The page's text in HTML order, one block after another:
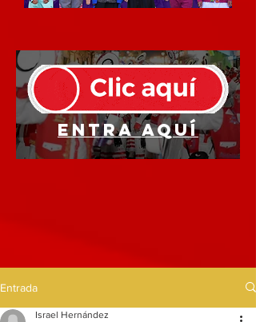
Entra aquí
Entrada
Israel Hernández